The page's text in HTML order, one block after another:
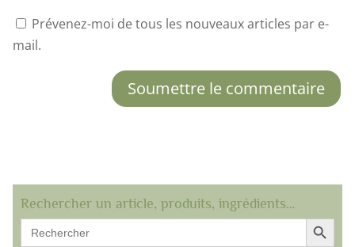
Prévenez-moi de tous les nouveaux articles par e-
mail.
Soumettre le commentaire
Rechercher un article, produits, ingrédients…
Search
for:
Search Button